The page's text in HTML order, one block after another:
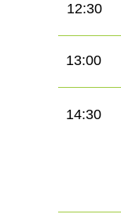
14:30
13:00
12:30